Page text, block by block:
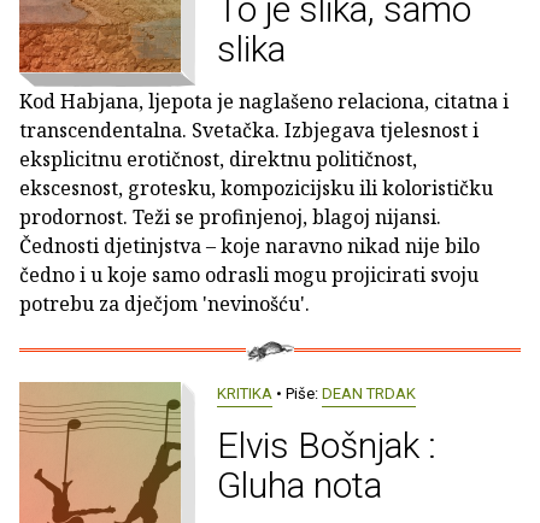
To je slika, samo
slika
Kod Habjana, ljepota je naglašeno relaciona, citatna i
transcendentalna. Svetačka. Izbjegava tjelesnost i
eksplicitnu erotičnost, direktnu političnost,
ekscesnost, grotesku, kompozicijsku ili kolorističku
prodornost. Teži se profinjenoj, blagoj nijansi.
Čednosti djetinjstva – koje naravno nikad nije bilo
čedno i u koje samo odrasli mogu projicirati svoju
potrebu za dječjom 'nevinošću'.
KRITIKA• Piše: DEAN TRDAK
Elvis Bošnjak :
Gluha nota